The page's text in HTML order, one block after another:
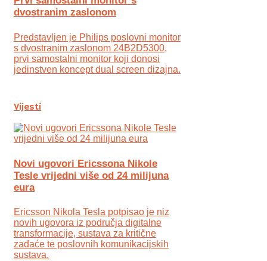
dvostranim zaslonom
Predstavljen je Philips poslovni monitor
s dvostranim zaslonom 24B2D5300,
prvi samostalni monitor koji donosi
jedinstven koncept dual screen dizajna.
Vijesti
Novi ugovori Ericssona Nikole
Tesle vrijedni više od 24 milijuna
eura
Ericsson Nikola Tesla potpisao je niz
novih ugovora iz područja digitalne
transformacije, sustava za kritične
zadaće te poslovnih komunikacijskih
sustava.